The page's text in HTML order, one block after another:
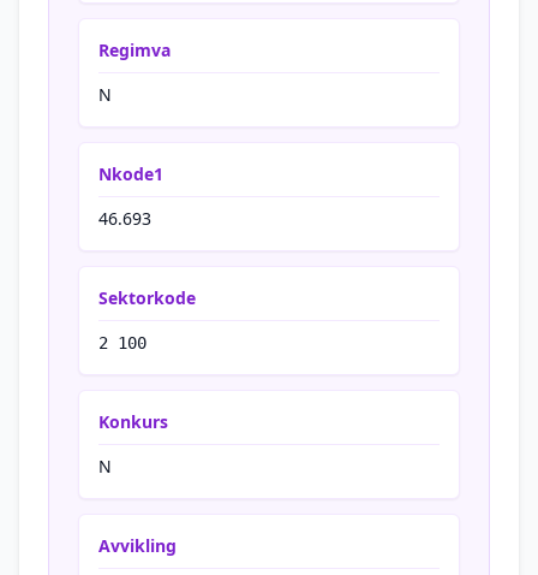
Regimva
N
Nkode1
46.693
Sektorkode
2 100
Konkurs
N
Avvikling